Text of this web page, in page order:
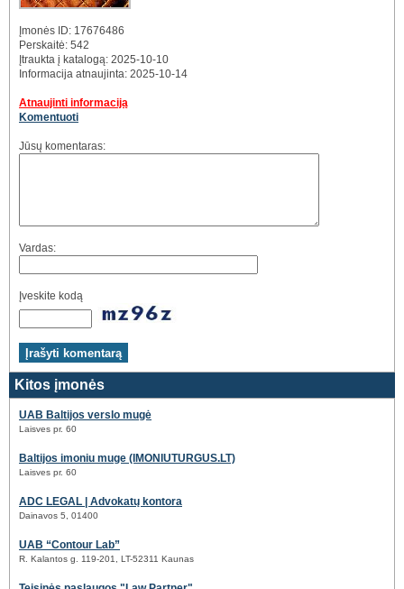
Įmonės ID: 17676486
Perskaitė: 542
Įtraukta į katalogą: 2025-10-10
Informacija atnaujinta: 2025-10-14
Atnaujinti informaciją
Komentuoti
Jūsų komentaras:
Vardas:
Įveskite kodą
Kitos įmonės
UAB Baltijos verslo mugė
Laisves pr. 60
Baltijos imoniu muge (IMONIUTURGUS.LT)
Laisves pr. 60
ADC LEGAL | Advokatų kontora
Dainavos 5, 01400
UAB “Contour Lab”
R. Kalantos g. 119-201, LT-52311 Kaunas